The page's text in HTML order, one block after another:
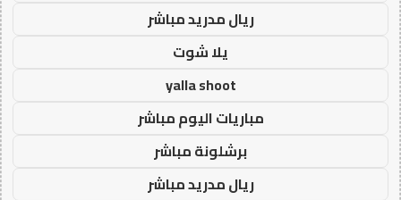
ريال مدريد مباشر
يلا شوت
yalla shoot
مباريات اليوم مباشر
برشلونة مباشر
ريال مدريد مباشر